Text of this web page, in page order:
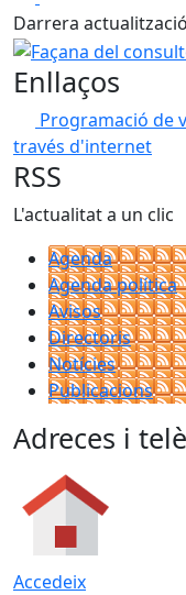
Darrera
Façana del
Enllaços
Programació de
través d'internet
RSS
L'actualitat a un clic
Agenda
Agenda política
Avisos
Directoris
Notícies
Publicacions
Adreces i
Accedeix